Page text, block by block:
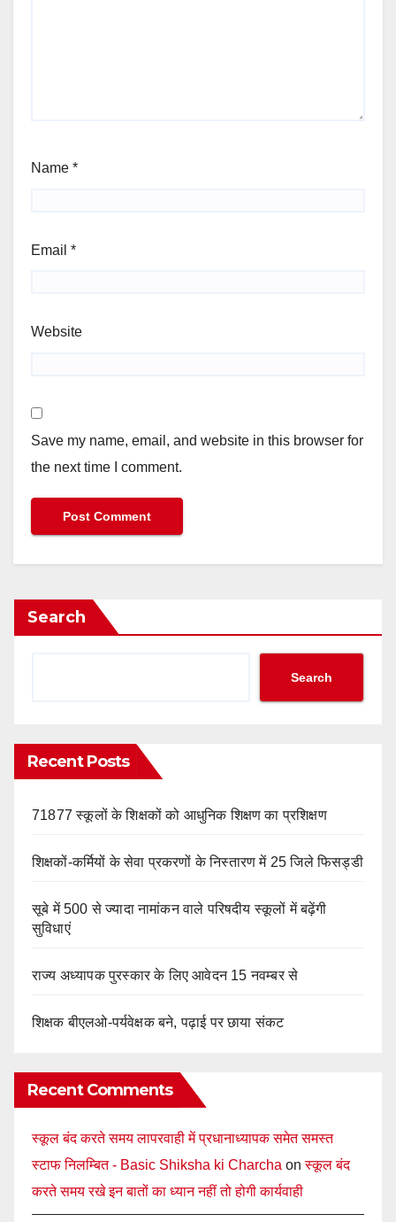
Name *
Email *
Website
Save my name, email, and website in this browser for
the next time I comment.
Search
Search
Recent Posts
71877 स्कूलों के शिक्षकों को आधुनिक शिक्षण का प्रशिक्षण
शिक्षकों-कर्मियों के सेवा प्रकरणों के निस्तारण में 25 जिले फिसड्डी
सूबे में 500 से ज्यादा नामांकन वाले परिषदीय स्कूलों में बढ़ेंगी
सुविधाएं
राज्य अध्यापक पुरस्कार के लिए आवेदन 15 नवम्बर से
शिक्षक बीएलओ-पर्यवेक्षक बने, पढ़ाई पर छाया संकट
Recent Comments
स्कूल बंद करते समय लापरवाही में प्रधानाध्यापक समेत समस्त
स्टाफ निलम्बित - Basic Shiksha ki Charcha onस्कूल बंद
करते समय रखे इन बातों का ध्यान नहीं तो होगी कार्यवाही